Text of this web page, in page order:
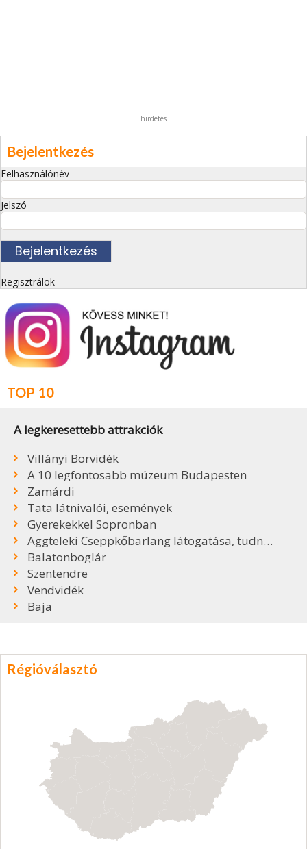
hirdetés
Bejelentkezés
Felhasználónév
Jelszó
Regisztrálok
TOP 10
A legkeresettebb attrakciók
Villányi Borvidék
A 10 legfontosabb múzeum Budapesten
Zamárdi
Tata látnivalói, események
Gyerekekkel Sopronban
Aggteleki Cseppkőbarlang látogatása, tudnivalók
Balatonboglár
Szentendre
Vendvidék
Baja
Régióválasztó